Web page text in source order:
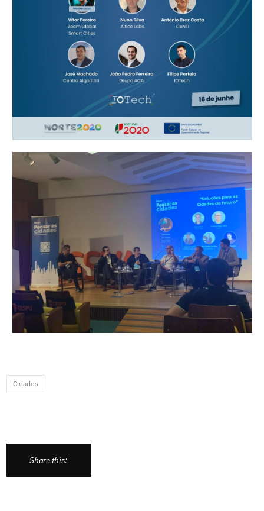
Cidades
Share this: